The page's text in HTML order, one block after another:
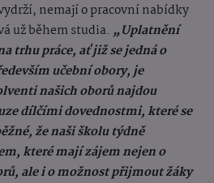
nemají o pracovní nabídky
už během studia. „Uplatnění
trhu práce, ať již se jedná o
učební obory, je
našich oborů najdou
dílčími dovednostmi, které se
že naši školu týdně
které mají zájem nejen o
ale i o možnost přijmout žáky